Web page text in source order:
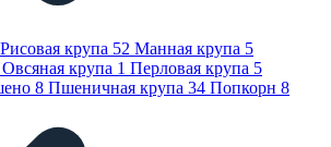
Рисовая крупа 52 Манная крупа 5
Овсяная крупа 1 Перловая крупа 5
8 Пшеничная крупа 34 Попкорн 8